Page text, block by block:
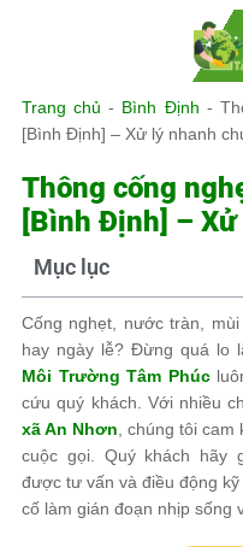
Trang chủ - Bình Định -
[Bình Định] – Xử lý nhanh
Thông cống
[Bình Định] –
Mục lục
Cống nghẹt, nước tràn,
hay ngày lễ? Đừng quá lo
Môi Trường Tâm Phúc
cứu quý khách. Với nhiều
xã An Nhơn , chúng tôi
cuộc gọi. Quý khách hãy
được tư vấn và điều động
cố làm gián đoạn nhịp sống